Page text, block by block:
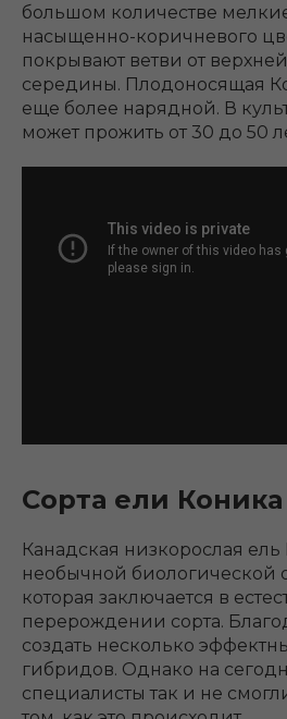
большом количестве
насыщенно-коричневого
покрывают ветви от
середины. Плодоносящая
еще более нарядной. В
может прожить от 30 до 50
Сорта ели Коника
Канадская низкорослая
необычной биологической
которая заключается в
перерождении сорта.
создать несколько
гибридов. Однако на
специалисты так и не